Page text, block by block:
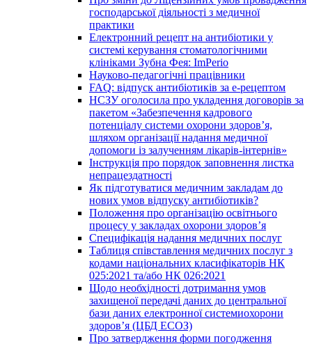
господарської діяльності з медичної
практики
Електронний рецепт на антибіотики у
системі керування стоматологічними
клініками Зубна Фея: ImPerio
Науково-педагогічні працівники
FAQ: відпуск антибіотиків за е-рецептом
НСЗУ оголосила про укладення договорів за
пакетом «Забезпечення кадрового
потенціалу системи охорони здоров’я,
шляхом організації надання медичної
допомоги із залученням лікарів-інтернів»
Інструкція про порядок заповнення листка
непрацездатності
Як підготуватися медичним закладам до
нових умов відпуску антибіотиків?
Положення про організацію освітнього
процесу у закладах охорони здоров’я
Специфікація надання медичних послуг
Таблиця співставлення медичних послуг з
кодами національних класифікаторів НК
025:2021 та/або НК 026:2021
Щодо необхідності дотримання умов
захищеної передачі даних до центральної
бази даних електронної системиохорони
здоров’я (ЦБД ЕСОЗ)
Про затвердження форми погодження